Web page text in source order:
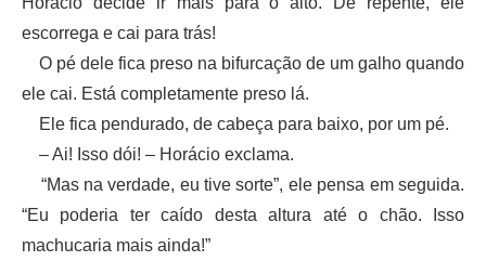
escorrega e cai para trás!
O pé dele fica preso na bifurcação de um galho quando
ele cai. Está completamente preso lá.
Ele fica pendurado, de cabeça para baixo, por um pé.
– Ai! Isso dói! – Horácio exclama.
“Mas na verdade, eu tive sorte”, ele pensa em seguida.
“Eu poderia ter caído desta altura até o chão. Isso
machucaria mais ainda!”